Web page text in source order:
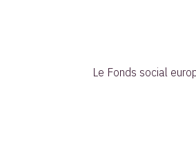
Le Fonds social